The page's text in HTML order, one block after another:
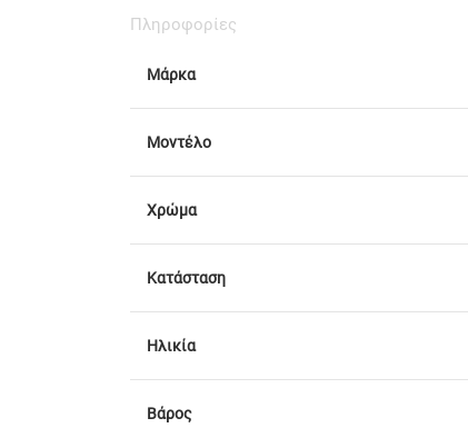
Πληροφορίες
Μάρκα
Μοντέλο
Χρώμα
Κατάσταση
Ηλικία
Βάρος